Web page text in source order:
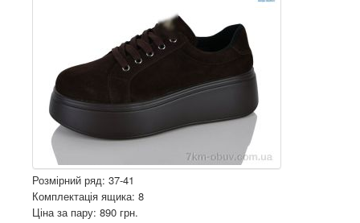
Розмірний ряд: 37-41
Комплектація ящика: 8
Ціна за пару: 890 грн.